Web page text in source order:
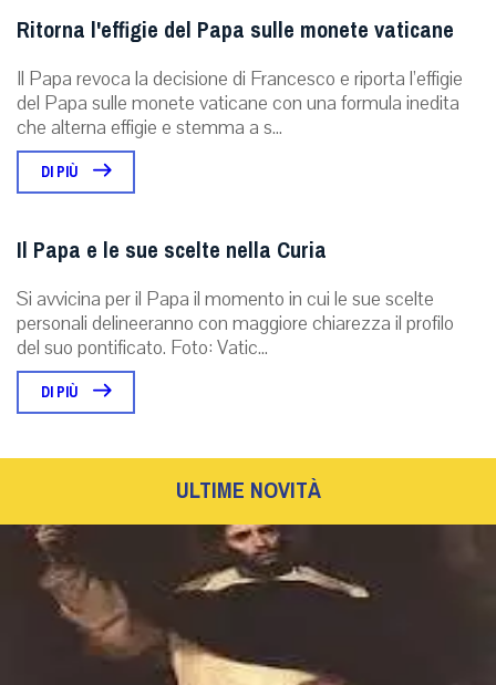
Ritorna l'effigie del Papa sulle monete vaticane
Il Papa revoca la decisione di Francesco e riporta l’effigie
del Papa sulle monete vaticane con una formula inedita
che alterna effigie e stemma a s...
DI PIÙ
Il Papa e le sue scelte nella Curia
Si avvicina per il Papa il momento in cui le sue scelte
personali delineeranno con maggiore chiarezza il profilo
del suo pontificato. Foto: Vatic...
DI PIÙ
ULTIME NOVITÀ